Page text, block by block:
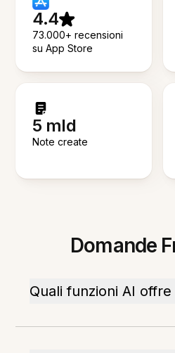
4.4
73.000+ recensioni
su App Store
5 mld
Note create
Domande
Quali funzioni AI